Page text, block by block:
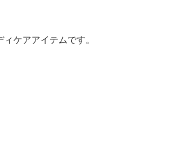
ケアアイテムです。